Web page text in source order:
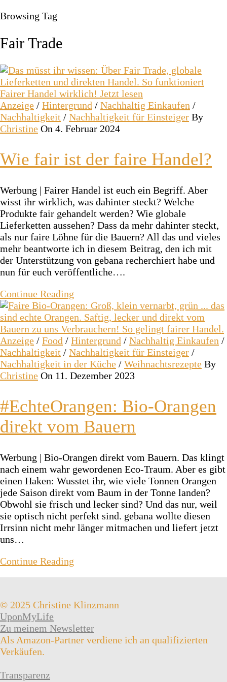
Browsing Tag
Fair Trade
Anzeige / Hintergrund / Nachhaltig Einkaufen /
Nachhaltigkeit / Nachhaltigkeit für Einsteiger By
Christine On 4. Februar 2024
Wie fair ist der faire Handel?
Werbung | Fairer Handel ist euch ein Begriff. Aber
wisst ihr wirklich, was dahinter steckt? Welche
Produkte fair gehandelt werden? Wie globale
Lieferketten aussehen? Dass da mehr dahinter steckt,
als nur faire Löhne für die Bauern? All das und vieles
mehr beantworte ich in diesem Beitrag, den ich mit
der Unterstützung von gebana recherchiert habe und
nun für euch veröffentliche….
Continue Reading
Anzeige / Food / Hintergrund / Nachhaltig Einkaufen /
Nachhaltigkeit / Nachhaltigkeit für Einsteiger /
Nachhaltigkeit in der Küche / Weihnachtsrezepte By
Christine On 11. Dezember 2023
#EchteOrangen: Bio-Orangen
direkt vom Bauern
Werbung | Bio-Orangen direkt vom Bauern. Das klingt
nach einem wahr gewordenen Eco-Traum. Aber es gibt
einen Haken: Wusstet ihr, wie viele Tonnen Orangen
jede Saison direkt vom Baum in der Tonne landen?
Obwohl sie frisch und lecker sind? Und das nur, weil
sie optisch nicht perfekt sind. gebana wollte diesen
Irrsinn nicht mehr länger mitmachen und liefert jetzt
uns…
Continue Reading
© 2025 Christine Klinzmann
UponMyLife
Zu meinem Newsletter
Als Amazon-Partner verdiene ich an qualifizierten
Verkäufen.
Transparenz